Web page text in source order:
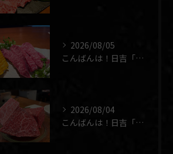
2026/08/05
こんばんは！日吉「焼肉 煉」です🥩
2026/08/04
こんばんは！日吉「焼肉 煉」です🥩